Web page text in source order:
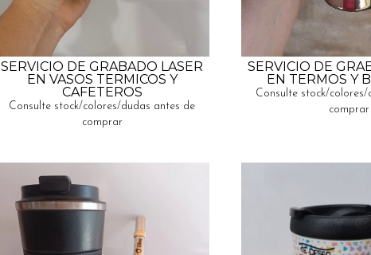
SERVICIO DE GRABADO LASER
EN VASOS TERMICOS Y
CAFETEROS
Consulte stock/colores/dudas antes de
comprar
SERVICIO DE
EN TERMOS Y
Consulte stock/
comprar